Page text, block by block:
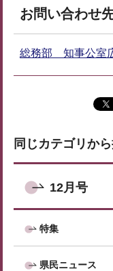
お問い合わせ
総務部 知事公室
同じカテゴリか
12月号
特集
県民ニュース